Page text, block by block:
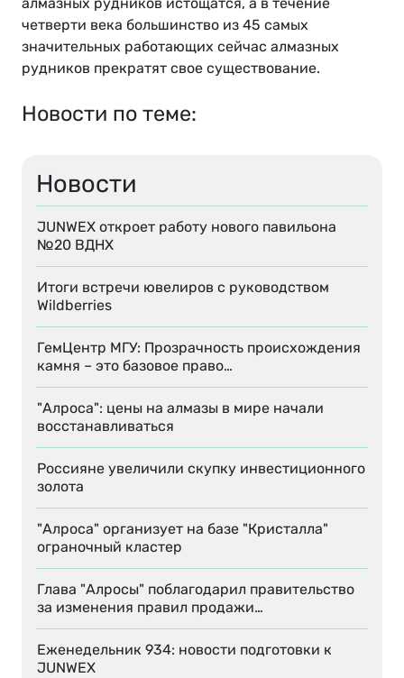
Новости
JUNWEX откроет работу нового павильона
№20 ВДНХ
Итоги встречи ювелиров с руководством
Wildberries
ГемЦентр МГУ: Прозрачность происхождения
камня – это базовое право…
"Алроса": цены на алмазы в мире начали
восстанавливаться
Россияне увеличили скупку инвестиционного
золота
"Алроса" организует на базе "Кристалла"
ограночный кластер
Глава "Алросы" поблагодарил правительство
за изменения правил продажи…
Еженедельник 934: новости подготовки к
JUNWEX
алмазных рудников истощатся, а в течение
четверти века большинство из 45 самых
значительных работающих сейчас алмазных
рудников прекратят свое существование.
Новости по теме: